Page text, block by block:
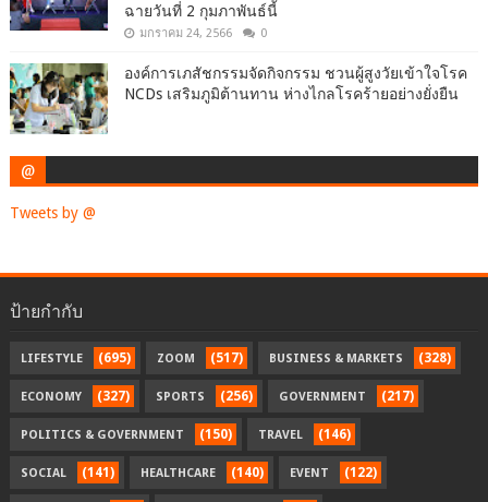
ฉายวันที่ 2 กุมภาพันธ์นี้
มกราคม 24, 2566 0
องค์การเภสัชกรรมจัดกิจกรรม ชวนผู้สูงวัยเข้าใจโรค
NCDs เสริมภูมิต้านทาน ห่างไกลโรคร้ายอย่างยั่งยืน
@
Tweets by @
ป้ายกำกับ
LIFESTYLE (695) ZOOM (517) BUSINESS & MARKETS (328)
ECONOMY (327) SPORTS (256) GOVERNMENT (217)
POLITICS & GOVERNMENT (150) TRAVEL (146)
SOCIAL (141) HEALTHCARE (140) EVENT (122)